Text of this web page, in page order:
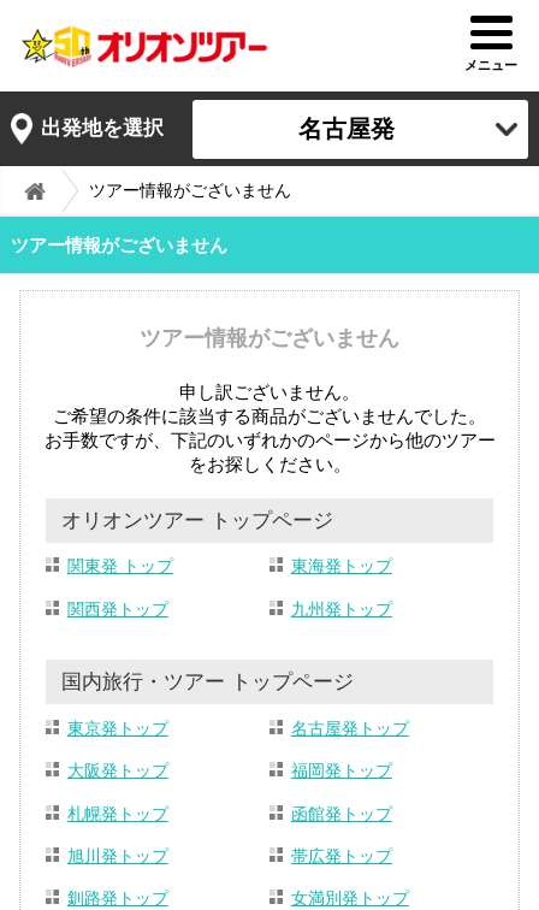
メニュー
出発地を選択 名古屋発
ツアー情報がございません
ツアー情報がございません
ツアー情報がございません
申し訳ございません。
ご希望の条件に該当する商品がございませんでした。
お手数ですが、下記のいずれかのページから他のツアー
をお探しください。
オリオンツアー トップページ
関東発 トップ 東海発トップ
関西発トップ 九州発トップ
国内旅行・ツアー トップページ
東京発トップ 名古屋発トップ
大阪発トップ 福岡発トップ
札幌発トップ 函館発トップ
旭川発トップ 帯広発トップ
釧路発トップ 女満別発トップ